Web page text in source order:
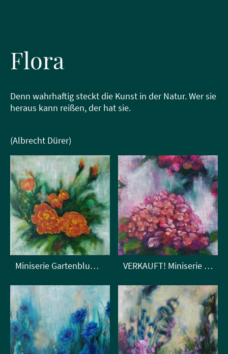
Flora
Denn wahrhaftig steckt die Kunst in der Natur. Wer sie
heraus kann reißen, der hat sie.
(Albrecht Dürer)
Miniserie Gartenblumen 1/3 VERKAUFT! Miniserie Gartenblumen 2/3